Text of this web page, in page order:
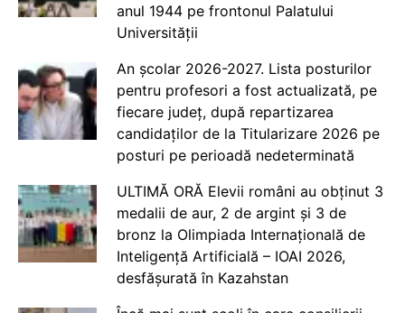
anul 1944 pe frontonul Palatului
Universității
An școlar 2026-2027. Lista posturilor
pentru profesori a fost actualizată, pe
fiecare județ, după repartizarea
candidaților de la Titularizare 2026 pe
posturi pe perioadă nedeterminată
ULTIMĂ ORĂ Elevii români au obținut 3
medalii de aur, 2 de argint și 3 de
bronz la Olimpiada Internațională de
Inteligență Artificială – IOAI 2026,
desfășurată în Kazahstan